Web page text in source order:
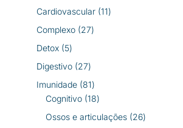
produtos
Cardiovascular 1111
Complexo 2727
Detox 55
produtos
Digestivo 2727
produtos
Imunidade 8181
produtos
Cognitivo 1818
produtos
Ossos e articulações 2626